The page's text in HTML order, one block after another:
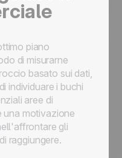
piano
di misurarne
basato sui dati,
individuare i buchi
aree di
una motivazione
gli
raggiungere.